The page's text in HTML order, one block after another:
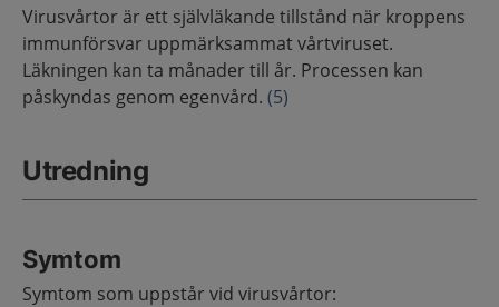
Virusvårtor är ett självläkande tillstånd när kroppens
immunförsvar uppmärksammat vårtviruset.
Läkningen kan ta månader till år. Processen kan
påskyndas genom egenvård. (5)
Utredning
Symtom
Symtom som uppstår vid virusvårtor: